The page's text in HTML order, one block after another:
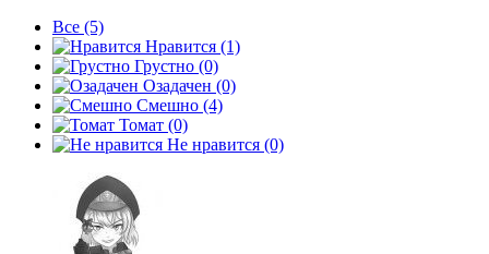
Все (5)
Нравится (1)
Грустно (0)
Озадачен (0)
Смешно (4)
Томат (0)
Не нравится (0)